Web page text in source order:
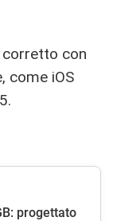
corretto con
come iOS
progettato